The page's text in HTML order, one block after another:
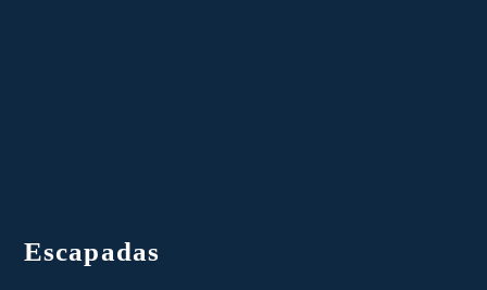
Escapadas